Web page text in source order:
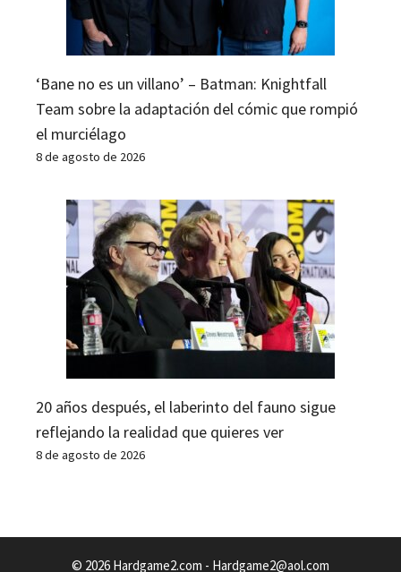
‘Bane no es un villano’ – Batman: Knightfall
Team sobre la adaptación del cómic que rompió
el murciélago
8 de agosto de 2026
20 años después, el laberinto del fauno sigue
reflejando la realidad que quieres ver
8 de agosto de 2026
© 2026 Hardgame2.com - Hardgame2@aol.com